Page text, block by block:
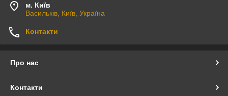
м. Київ
Васильків, Київ, Україна
Контакти
Про нас
Контакти